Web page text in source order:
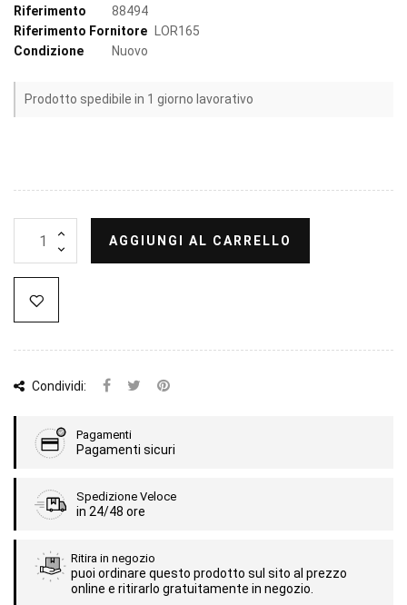
Riferimento
88494
Riferimento Fornitore
LOR165
Condizione
Nuovo
Prodotto spedibile in 1 giorno lavorativo
AGGIUNGI AL CARRELLO
Condividi:
Pagamenti
Pagamenti sicuri
Spedizione Veloce
in 24/48 ore
Ritira in negozio
puoi ordinare questo prodotto sul sito al prezzo
online e ritirarlo gratuitamente in negozio.